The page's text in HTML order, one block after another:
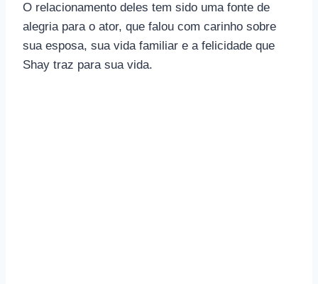
O relacionamento deles tem sido uma fonte de
alegria para o ator, que falou com carinho sobre
sua esposa, sua vida familiar e a felicidade que
Shay traz para sua vida.